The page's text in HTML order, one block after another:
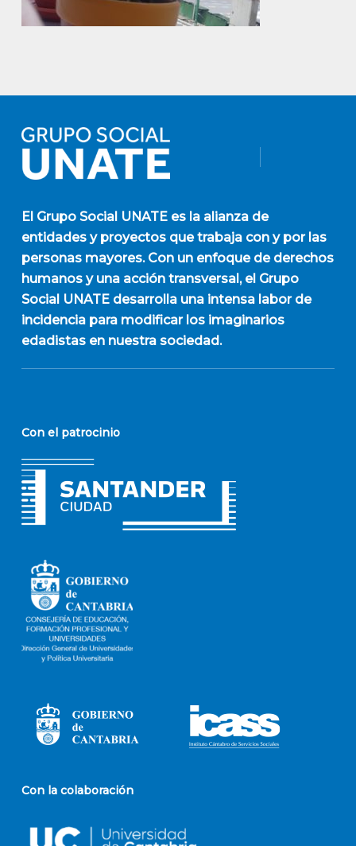
El Grupo Social UNATEes la alianza de
entidades y proyectos que trabaja con y por las
personas mayores. Con un enfoque de derechos
humanos y una acción transversal, el Grupo
Social UNATE desarrolla una intensa labor de
incidencia para modificar los imaginarios
edadistas en nuestra sociedad.
Con el patrocinio
Con la colaboración